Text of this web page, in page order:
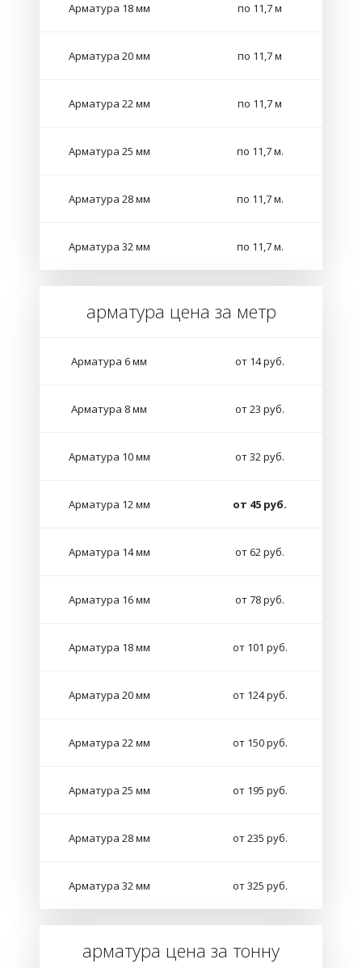
Арматура 18 мм по 11,7 м
Арматура 20 мм по 11,7 м
Арматура 22 мм по 11,7 м
Арматура 25 мм по 11,7 м.
Арматура 28 мм по 11,7 м.
Арматура 32 мм по 11,7 м.
арматура цена за метр
Арматура 6 мм от 14 руб.
Арматура 8 мм от 23 руб.
Арматура 10 мм от 32 руб.
Арматура 12 мм от 45 руб.
Арматура 14 мм от 62 руб.
Арматура 16 мм от 78 руб.
Арматура 18 мм от 101 руб.
Арматура 20 мм от 124 руб.
Арматура 22 мм от 150 руб.
Арматура 25 мм от 195 руб.
Арматура 28 мм от 235 руб.
Арматура 32 мм от 325 руб.
арматура цена за тонну